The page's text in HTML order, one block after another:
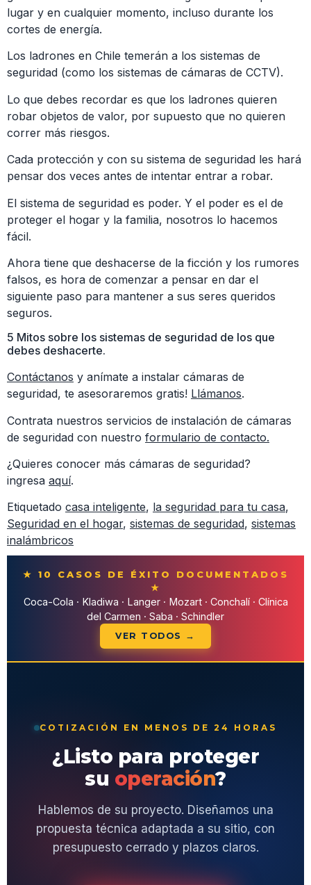
lugar y en cualquier momento, incluso durante los
cortes de energía.
Los ladrones en Chile temerán a los sistemas de
seguridad (como los sistemas de cámaras de CCTV).
Lo que debes recordar es que los ladrones quieren
robar objetos de valor, por supuesto que no quieren
correr más riesgos.
Cada protección y con su sistema de seguridad les hará
pensar dos veces antes de intentar entrar a robar.
El sistema de seguridad es poder. Y el poder es el de
proteger el hogar y la familia, nosotros lo hacemos
fácil.
Ahora tiene que deshacerse de la ficción y los rumores
falsos, es hora de comenzar a pensar en dar el
siguiente paso para mantener a sus seres queridos
seguros.
5 Mitos sobre los sistemas de seguridad de los que
debes deshacerte.
Contáctanos y anímate a instalar cámaras de
seguridad, te asesoraremos gratis! Llámanos.
Contrata nuestros servicios de instalación de cámaras
de seguridad con nuestro formulario de contacto.
¿Quieres conocer más cámaras de seguridad?
ingresa aquí.
Etiquetado casa inteligente, la seguridad para tu casa,
Seguridad en el hogar, sistemas de seguridad, sistemas
inalámbricos
★ 10 CASOS DE ÉXITO DOCUMENTADOS
★
Coca-Cola · Kladiwa · Langer · Mozart · Conchalí · Clínica
del Carmen · Saba · Schindler
VER TODOS →
COTIZACIÓN EN MENOS DE 24 HORAS
¿Listo para proteger
su operación?
Hablemos de su proyecto. Diseñamos una
propuesta técnica adaptada a su sitio, con
presupuesto cerrado y plazos claros.